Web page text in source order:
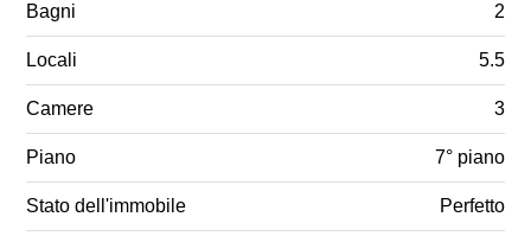
Bagni 2
Locali 5.5
Camere 3
Piano 7° piano
Stato dell'immobile Perfetto